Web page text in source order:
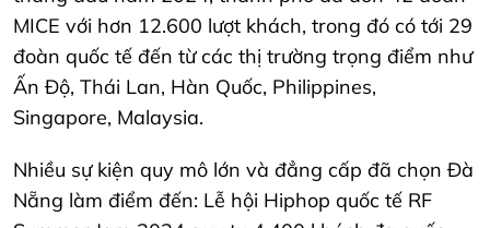
MICE với hơn 12.600 lượt khách, trong đó có tới 29
đoàn quốc tế đến từ các thị trường trọng điểm như
Ấn Độ, Thái Lan, Hàn Quốc, Philippines,
Singapore, Malaysia.
Nhiều sự kiện quy mô lớn và đẳng cấp đã chọn Đà
Nẵng làm điểm đến: Lễ hội Hiphop quốc tế RF